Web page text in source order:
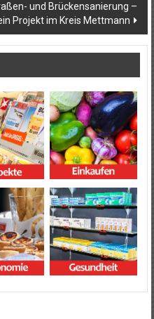
und Brückensanierung –
Projekt im Kreis Mettmann